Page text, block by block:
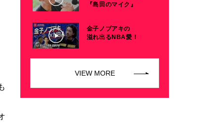
『島田のマイク』
金子ノブアキの
溢れ出るNBA愛！
VIEW MORE